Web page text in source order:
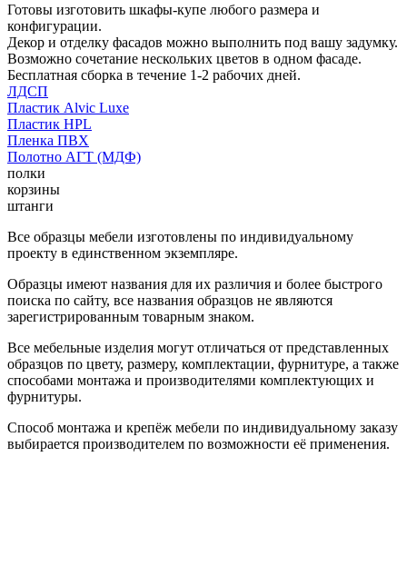
Готовы изготовить шкафы-купе любого размера и
конфигурации.
Декор и отделку фасадов можно выполнить под вашу задумку.
Возможно сочетание нескольких цветов в одном фасаде.
Бесплатная сборка в течение 1-2 рабочих дней.
ЛДСП
Пластик Alvic Luxe
Пластик HPL
Пленка ПВХ
Полотно АГТ (МДФ)
полки
корзины
штанги
Все образцы мебели изготовлены по индивидуальному
проекту в единственном экземпляре.
Образцы имеют названия для их различия и более быстрого
поиска по сайту, все названия образцов не являются
зарегистрированным товарным знаком.
Все мебельные изделия могут отличаться от представленных
образцов по цвету, размеру, комплектации, фурнитуре, а также
способами монтажа и производителями комплектующих и
фурнитуры.
Способ монтажа и крепёж мебели по индивидуальному заказу
выбирается производителем по возможности её применения.